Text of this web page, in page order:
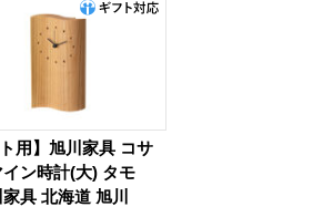
ト用】旭川家具 コサ
イン時計(大) タモ
家具 北海道 旭川